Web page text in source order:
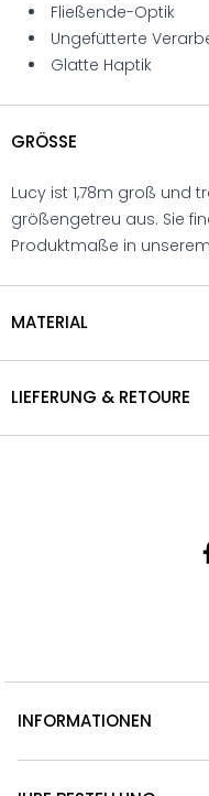
Fließende-Optik
Ungefütterte
Glatte Haptik
GRÖSSE
Lucy ist 1,78m groß und
größengetreu aus. Sie
Produktmaße in unserem
MATERIAL
LIEFERUNG & RETOURE
INFORMATIONEN